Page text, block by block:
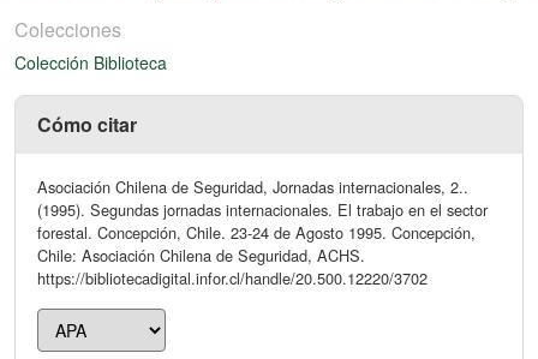
Colecciones
Colección Biblioteca
Cómo citar
Asociación Chilena de Seguridad, Jornadas internacionales, 2..
(1995). Segundas jornadas internacionales. El trabajo en el sector
forestal. Concepción, Chile. 23-24 de Agosto 1995. Concepción,
Chile: Asociación Chilena de Seguridad, ACHS.
https://bibliotecadigital.infor.cl/handle/20.500.12220/3702